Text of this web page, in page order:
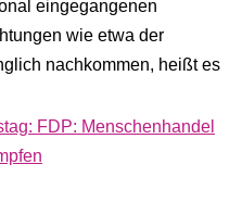
eingegangenen
wie etwa der
nachkommen, heißt es
FDP: Menschenhandel